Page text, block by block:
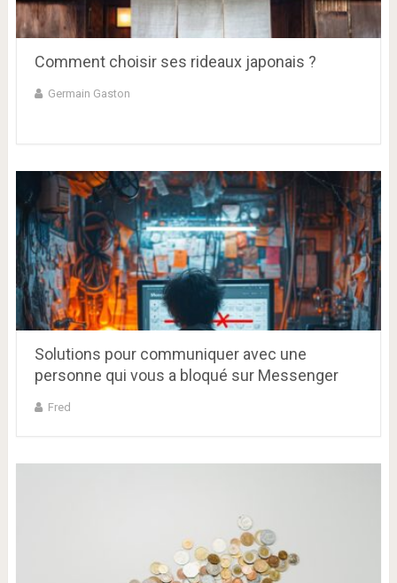
Comment choisir ses rideaux japonais ?
Germain Gaston
Solutions pour communiquer avec une
personne qui vous a bloqué sur Messenger
Fred